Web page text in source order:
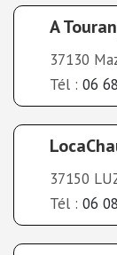
A
37130
Tél : 06
37150
Tél : 06